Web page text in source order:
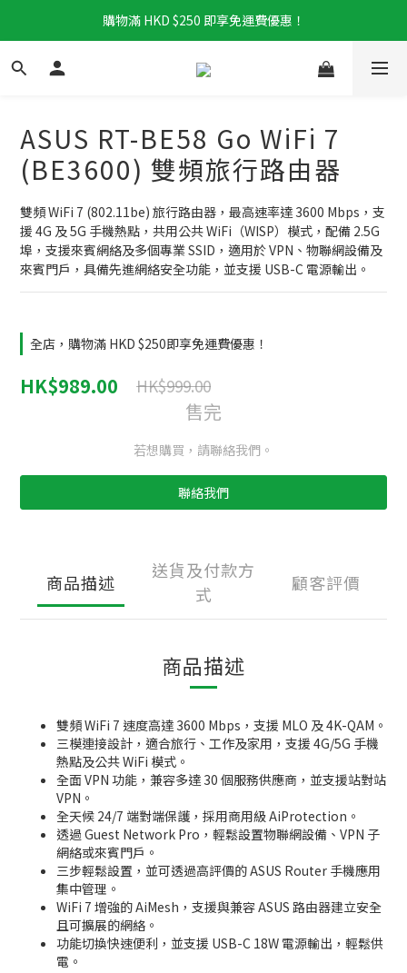
購物滿 HKD $250 即享免運費優惠！
ASUS RT-BE58 Go WiFi 7
(BE3600) 雙頻旅行路由器
雙頻 WiFi 7 (802.11be) 旅行路由器，最高速率達 3600 Mbps，支
援 4G 及 5G 手機熱點，共用公共 WiFi（WISP）模式，配備 2.5G
埠，支援來賓網絡及多個專業 SSID，適用於 VPN、物聯網設備及
來賓門戶，具備先進網絡安全功能，並支援 USB-C 電源輸出。
全店，購物滿 HKD $250即享免運費優惠！
HK$989.00 HK$999.00
售完
若想購買，請聯絡我們。
聯絡我們
商品描述
送貨及付款方
式
顧客評價
商品描述
雙頻 WiFi 7 速度高達 3600 Mbps，支援 MLO 及 4K-QAM。
三模連接設計，適合旅行、工作及家用，支援 4G/5G 手機
熱點及公共 WiFi 模式。
全面 VPN 功能，兼容多達 30 個服務供應商，並支援站對站
VPN。
全天候 24/7 端對端保護，採用商用級 AiProtection。
透過 Guest Network Pro，輕鬆設置物聯網設備、VPN 子
網絡或來賓門戶。
三步輕鬆設置，並可透過高評價的 ASUS Router 手機應用
集中管理。
WiFi 7 增強的 AiMesh，支援與兼容 ASUS 路由器建立安全
且可擴展的網絡。
功能切換快速便利，並支援 USB-C 18W 電源輸出，輕鬆供
電。